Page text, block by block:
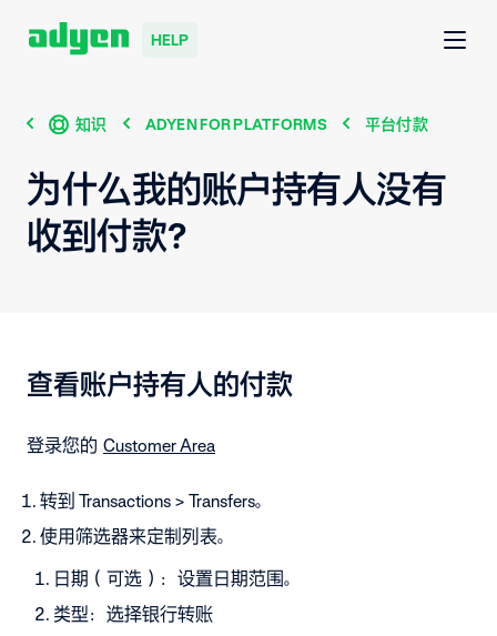
HELP
知识 ADYEN FOR PLATFORMS 平台付款
为什么我的账户持有人没有
收到付款？
查看账户持有人的付款
登录您的 Customer Area
转到 Transactions > Transfers。
使用筛选器来定制列表。
日期（可选）：设置日期范围。
类型：选择银行转账